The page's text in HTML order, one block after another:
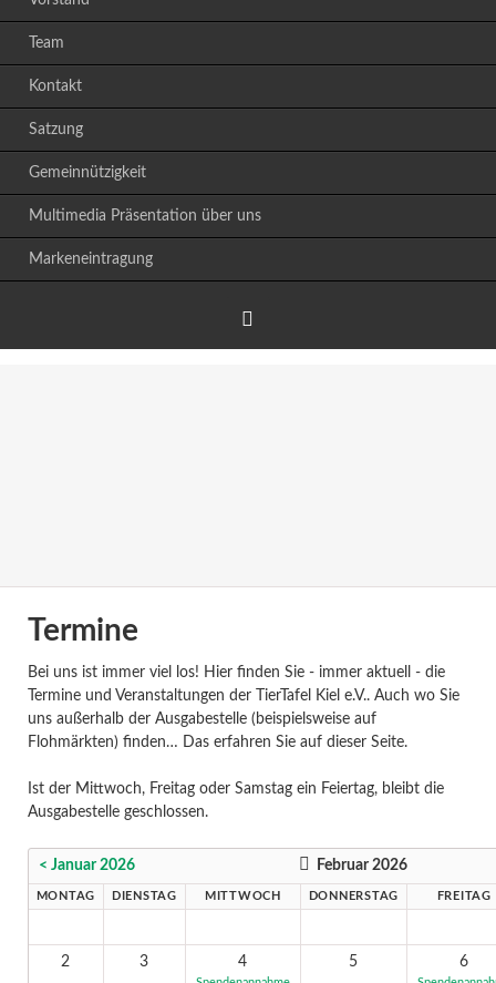
Team
Kontakt
Satzung
Gemeinnützigkeit
Multimedia Präsentation über uns
Markeneintragung
Termine
Bei uns ist immer viel los! Hier finden Sie - immer aktuell - die
Termine und Veranstaltungen der TierTafel Kiel e.V.. Auch wo Sie
uns außerhalb der Ausgabestelle (beispielsweise auf
Flohmärkten) finden… Das erfahren Sie auf dieser Seite.
Ist der Mittwoch, Freitag oder Samstag ein Feiertag, bleibt die
Ausgabestelle geschlossen.
< Januar 2026 Februar 2026
MONTAG DIENSTAG MITTWOCH DONNERSTAG FREITAG
2 3 4 5 6